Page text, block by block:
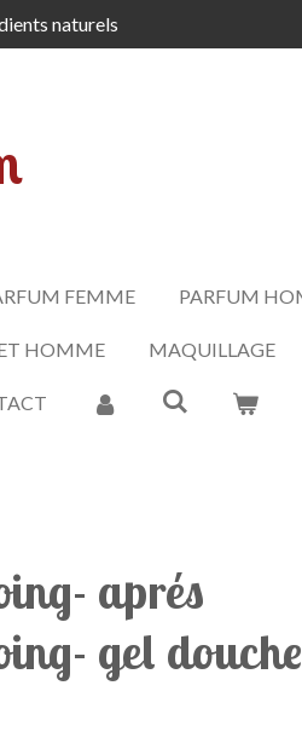
naturels
FEMME PARFUM
HOMME MAQUILLAGE
aprés
gel douche